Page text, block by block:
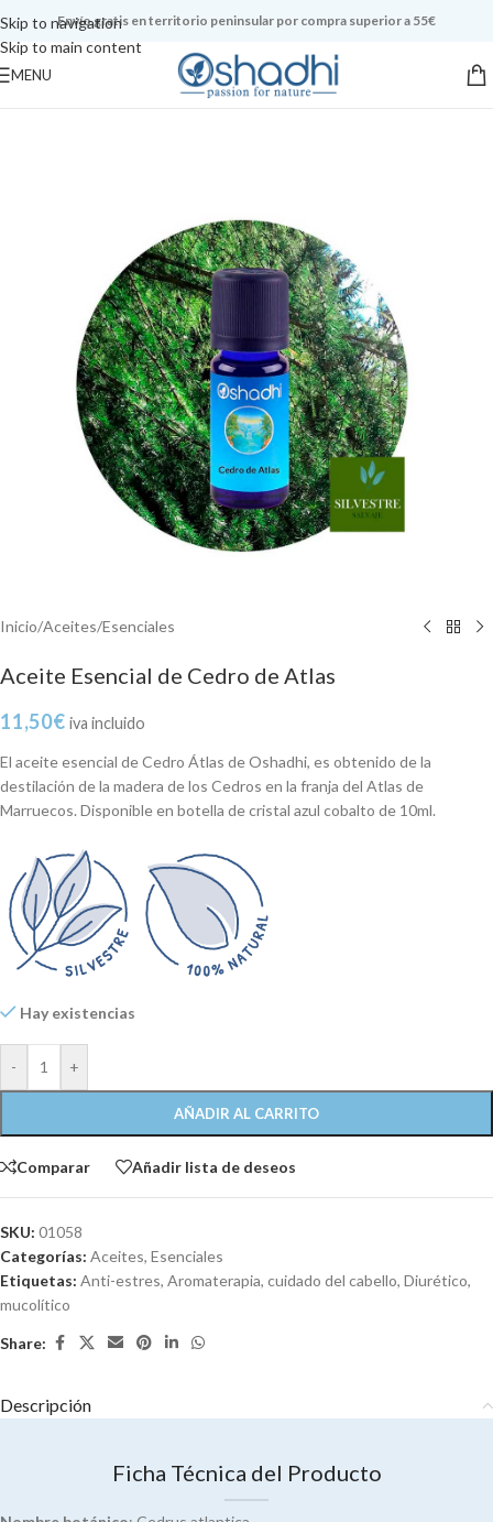
Skip to navigation
Skip to main content
Envío gratis en territorio peninsular por compra superior a 55€
MENU
Inicio/Aceites/Esenciales
Aceite Esencial de Cedro de Atlas
11,50€ iva incluido
El aceite esencial de Cedro Átlas de Oshadhi, es obtenido de la
destilación de la madera de los Cedros en la franja del Atlas de
Marruecos. Disponible en botella de cristal azul cobalto de 10ml.
Hay existencias
- +
AÑADIR AL CARRITO
Comparar Añadir lista de deseos
SKU: 01058
Categorías: Aceites, Esenciales
Etiquetas: Anti-estres, Aromaterapia, cuidado del cabello, Diurético,
mucolítico
Share:
Descripción
Ficha Técnica del Producto